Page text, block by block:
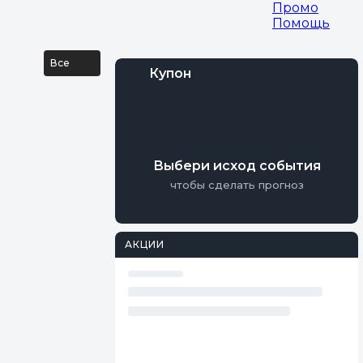
Промо
Помощь
Все
Купон
Выбери исход события
чтобы сделать прогноз
АКЦИИ